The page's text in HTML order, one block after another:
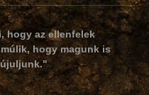
hogy az ellenfelek
hogy magunk is